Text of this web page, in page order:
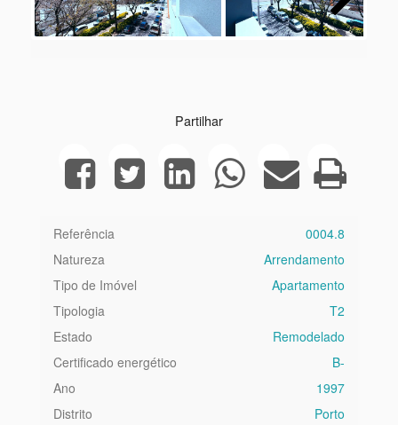
Next
Partilhar
Referência
0004.8
Natureza
Arrendamento
Tipo de Imóvel
Apartamento
Tipologia
T2
Estado
Remodelado
Certificado energético
B-
Ano
1997
Distrito
Porto